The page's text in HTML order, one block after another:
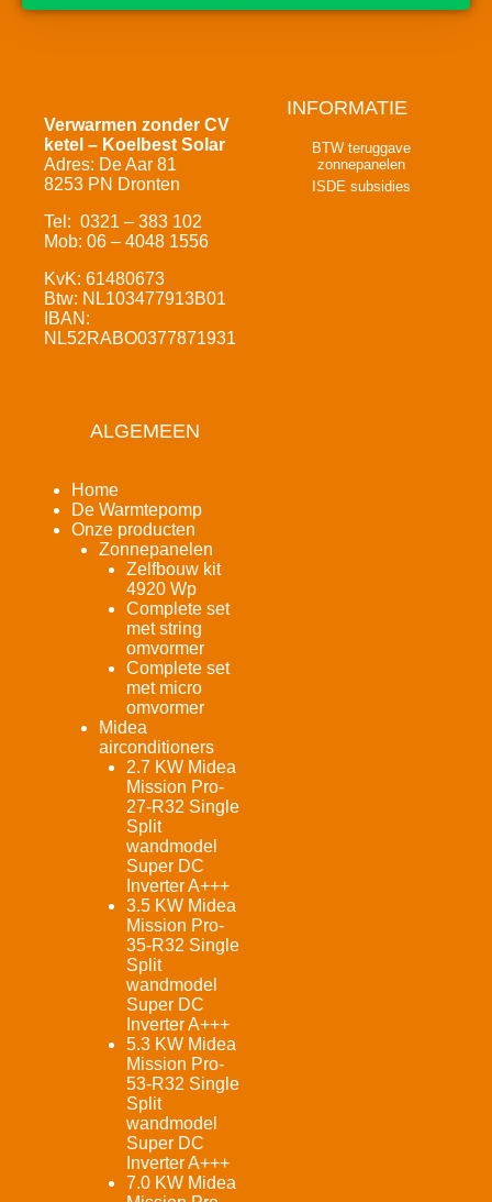
Verwarmen zonder CV
ketel – Koelbest Solar
Adres: De Aar 81
8253 PN Dronten
Tel: 0321 – 383 102
Mob: 06 – 4048 1556
KvK: 61480673
Btw: NL103477913B01
IBAN:
NL52RABO0377871931
INFORMATIE
BTW teruggave
zonnepanelen
ISDE subsidies
ALGEMEEN
Home
De Warmtepomp
Onze producten
Zonnepanelen
Zelfbouw kit
4920 Wp
Complete set
met string
omvormer
Complete set
met micro
omvormer
Midea
airconditioners
2.7 KW Midea
Mission Pro-
27-R32 Single
Split
wandmodel
Super DC
Inverter A+++
3.5 KW Midea
Mission Pro-
35-R32 Single
Split
wandmodel
Super DC
Inverter A+++
5.3 KW Midea
Mission Pro-
53-R32 Single
Split
wandmodel
Super DC
Inverter A+++
7.0 KW Midea